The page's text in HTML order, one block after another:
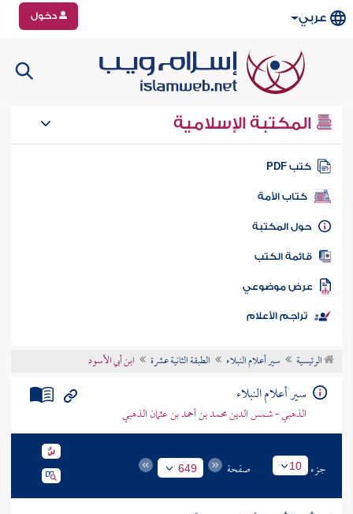
عربي دخول
المكتبة الإسلامية
كتب PDF
كتاب الأمة
المكتبة
الكتب
موضوعي
تراجم الأعلام
الرئيسية سير أعلام النبلاء الطبقة الثانية عشرة ابن أبي الأسود
سير أعلام النبلاء
الذهبي - شمس الدين محمد بن أحمد بن عثمان الذهبي
جزء 10 صفحة 649